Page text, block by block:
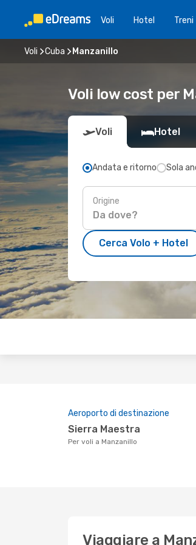
Voli Hotel Treni
Voli Cuba Manzanillo
Voli low cost per
Voli Hotel
Andata e ritorno Sola
Origine
Cerca Volo + Hotel
Aeroporto di destinazione
Sierra Maestra
Per voli a Manzanillo
Viaggiare a